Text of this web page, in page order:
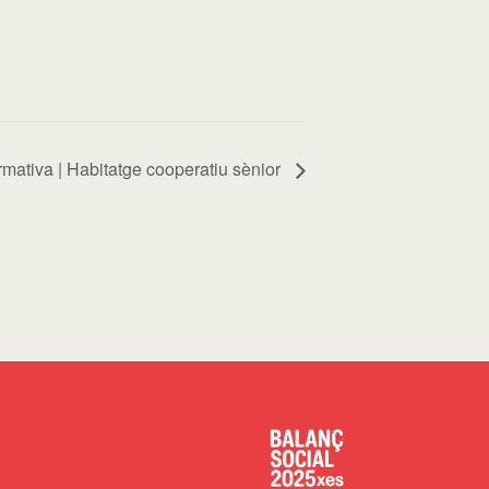
| Habitatge cooperatiu sènior